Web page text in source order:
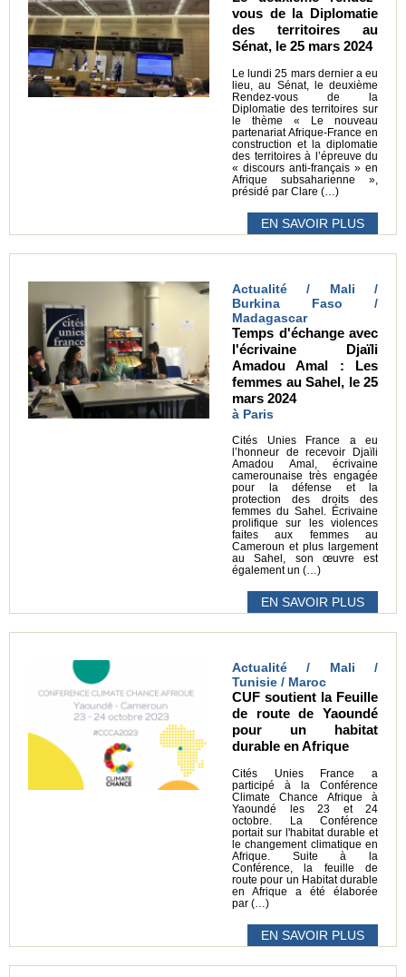
vous de la Diplomatie
des territoires au
Sénat, le 25 mars 2024
Le lundi 25 mars dernier a eu
lieu, au Sénat, le deuxième
Rendez-vous de la
Diplomatie des territoires sur
le thème « Le nouveau
partenariat Afrique-France en
construction et la diplomatie
des territoires à l’épreuve du
« discours anti-français » en
Afrique subsaharienne »,
présidé par Clare (…)
EN SAVOIR PLUS
Actualité / Mali /
Burkina Faso /
Madagascar
Temps d'échange avec
l'écrivaine Djaïli
Amadou Amal : Les
femmes au Sahel, le 25
mars 2024
à Paris
Cités Unies France a eu
l’honneur de recevoir Djaïli
Amadou Amal, écrivaine
camerounaise très engagée
pour la défense et la
protection des droits des
femmes du Sahel. Écrivaine
prolifique sur les violences
faites aux femmes au
Cameroun et plus largement
au Sahel, son œuvre est
également un (…)
EN SAVOIR PLUS
Actualité / Mali /
Tunisie / Maroc
CUF soutient la Feuille
de route de Yaoundé
pour un habitat
durable en Afrique
Cités Unies France a
participé à la Conférence
Climate Chance Afrique à
Yaoundé les 23 et 24
octobre. La Conférence
portait sur l'habitat durable et
le changement climatique en
Afrique. Suite à la
Conférence, la feuille de
route pour un Habitat durable
en Afrique a été élaborée
par (…)
EN SAVOIR PLUS